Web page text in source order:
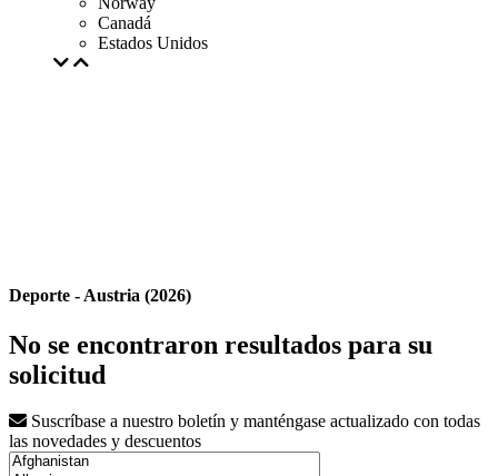
Canadá
Estados Unidos
Deporte - Austria (2026)
No se encontraron resultados para su
solicitud
Suscríbase a nuestro boletín y manténgase actualizado con todas
las novedades y descuentos